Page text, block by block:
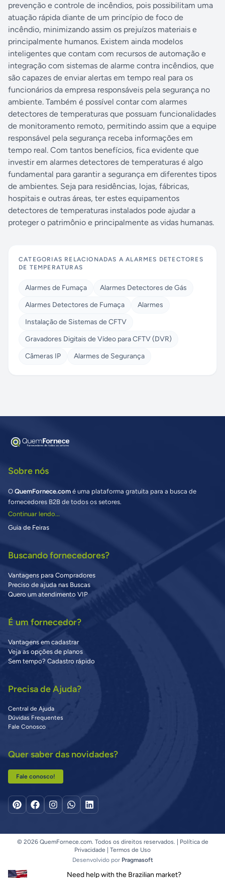
prevenção e controle de incêndios, pois possibilitam uma
atuação rápida diante de um princípio de foco de
incêndio, minimizando assim os prejuízos materiais e
principalmente humanos. Existem ainda modelos
inteligentes que contam com recursos de automação e
integração com sistemas de alarme contra incêndios, que
são capazes de enviar alertas em tempo real para os
funcionários da empresa responsáveis pela segurança no
ambiente. Também é possível contar com alarmes
detectores de temperaturas que possuam funcionalidades
de monitoramento remoto, permitindo assim que a equipe
responsável pela segurança receba informações em
tempo real. Com tantos benefícios, fica evidente que
investir em alarmes detectores de temperaturas é algo
fundamental para garantir a segurança em diferentes tipos
de ambientes. Seja para residências, lojas, fábricas,
hospitais e outras áreas, ter estes equipamentos
detectores de temperaturas instalados pode ajudar a
proteger o patrimônio e principalmente as vidas humanas.
CATEGORIAS RELACIONADAS AALARMES DETECTORES
DE TEMPERATURAS
Alarmes de Fumaça
Alarmes Detectores de Gás
Alarmes Detectores de Fumaça
Alarmes
Instalação de Sistemas de CFTV
Gravadores Digitais de Vídeo para CFTV (DVR)
Câmeras IP
Alarmes de Segurança
Sobre nós
O QuemFornece.com é uma plataforma gratuita para a busca de
fornecedores B2B de todos os setores.
Continuar lendo...
Guia de Feiras
Buscando fornecedores?
Vantagens para Compradores
Preciso de ajuda nas Buscas
Quero um atendimento VIP
É um fornecedor?
Vantagens em cadastrar
Veja as opções de planos
Sem tempo? Cadastro rápido
Precisa de Ajuda?
Central de Ajuda
Dúvidas Frequentes
Fale Conosco
Quer saber das novidades?
Fale conosco!
© 2026 QuemFornece.com. Todos os direitos reservados. |
Política de
Privacidade
Termos de Uso
Desenvolvido por Pragmasoft
Need help with the Brazilian market?